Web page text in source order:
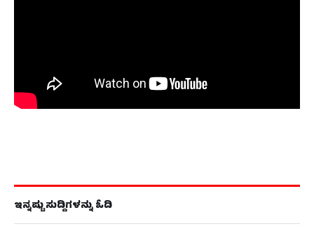
ಇನ್ನಷ್ಟು ಸುದ್ದಿಗಳನ್ನು ಓದಿ